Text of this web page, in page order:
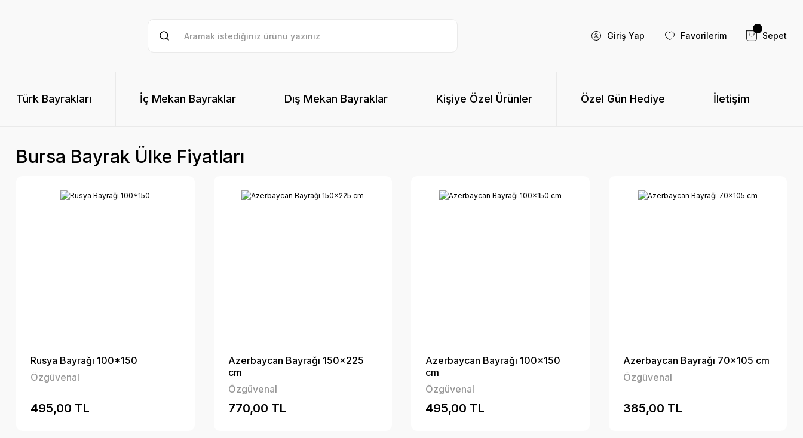
Giriş Yap Favorilerim Sepet
Türk Bayrakları İç Mekan Bayraklar Dış Mekan Bayraklar Kişiye Özel Ürünler Özel Gün Hediye İletişim
Bursa Bayrak Ülke Fiyatları
Rusya Bayrağı 100*150
Özgüvenal
495,00 TL
Azerbaycan Bayrağı 150x225
cm
Özgüvenal
770,00 TL
Azerbaycan Bayrağı 100x150
cm
Özgüvenal
495,00 TL
Azerbaycan Bayrağı 70x105 cm
Özgüvenal
385,00 TL